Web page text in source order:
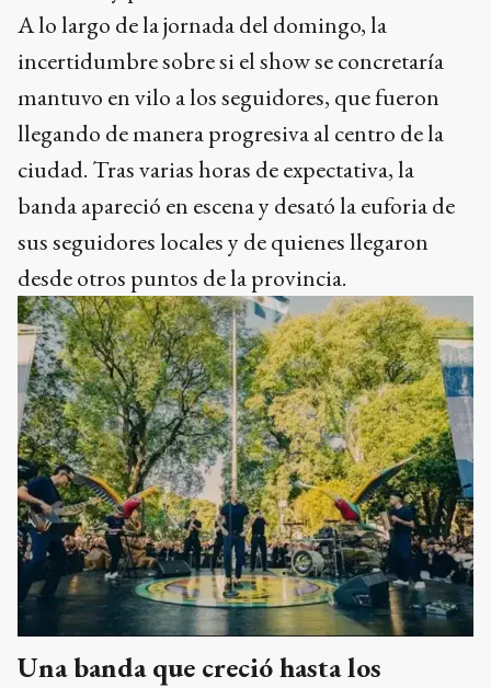
A lo largo de la jornada del domingo, la
incertidumbre sobre si el show se concretaría
mantuvo en vilo a los seguidores, que fueron
llegando de manera progresiva al centro de la
ciudad. Tras varias horas de expectativa, la
banda apareció en escena y desató la euforia de
sus seguidores locales y de quienes llegaron
desde otros puntos de la provincia.
Una banda que creció hasta los